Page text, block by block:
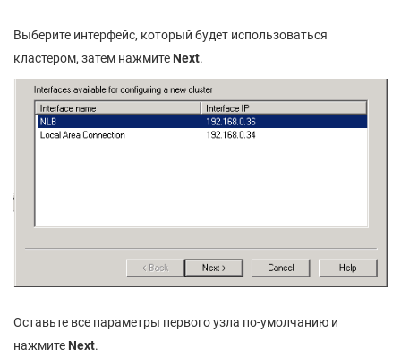
Выберите интерфейс, который будет использоваться
кластером, затем нажмите Next.
Оставьте все параметры первого узла по-умолчанию и
нажмите Next.